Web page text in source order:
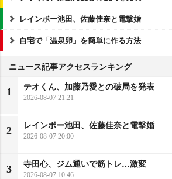
レインボー池田、佐藤佳奈と電撃婚
自宅で「温泉卵」を簡単に作る方法
ニュース記事アクセスランキング
1
テオくん、加藤乃愛との破局を発表
2026-08-07 21:21
2
レインボー池田、佐藤佳奈と電撃婚
2026-08-07 20:00
3
寺田心、ジム通いで筋トレ…激変
2026-08-07 10:46